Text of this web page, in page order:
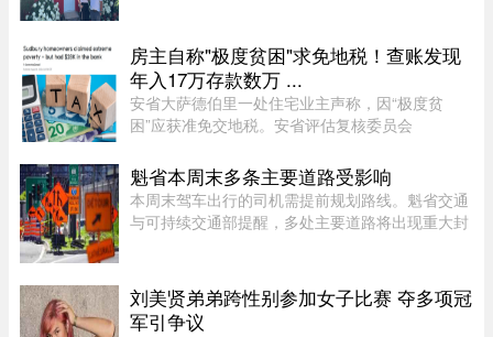
Cosgrove 和 Matt Penney 夫 ...
房主自称"极度贫困"求免地税！查账发现
年入17万存款数万 ...
安省大萨德伯里一处住宅业主声称，因“极度贫
困”应获准免交地税。安省评估复核委员会
了该业主的申请。调查发现，这户家庭在扣除开支
后，年净收入超过 23,000 元，而且 ...
魁省本周末多条主要道路受影响
本周末驾车出行的司机需提前规划路线。魁省交通
与可持续交通部提醒，多处主要道路将出现重大封
堵。20号高速（Boucherville ...
刘美贤弟弟跨性别参加女子比赛 夺多项冠
军引争议